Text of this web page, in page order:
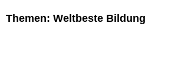
Themen: Weltbeste Bildung